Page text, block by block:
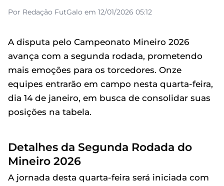
Por Redação FutGalo em 12/01/2026 05:12
A disputa pelo Campeonato Mineiro 2026
avança com a segunda rodada, prometendo
mais emoções para os torcedores. Onze
equipes entrarão em campo nesta quarta-feira,
dia 14 de janeiro, em busca de consolidar suas
posições na tabela.
Detalhes da Segunda Rodada do
Mineiro 2026
A jornada desta quarta-feira será iniciada com